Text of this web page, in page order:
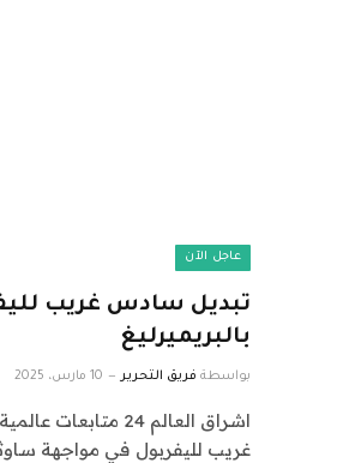
عاجل الآن
تبديل سادس غريب
بالبريميرليغ
بواسطة فريق التحرير 10 مارس، 2025
غريب لليفربول في مواجهة